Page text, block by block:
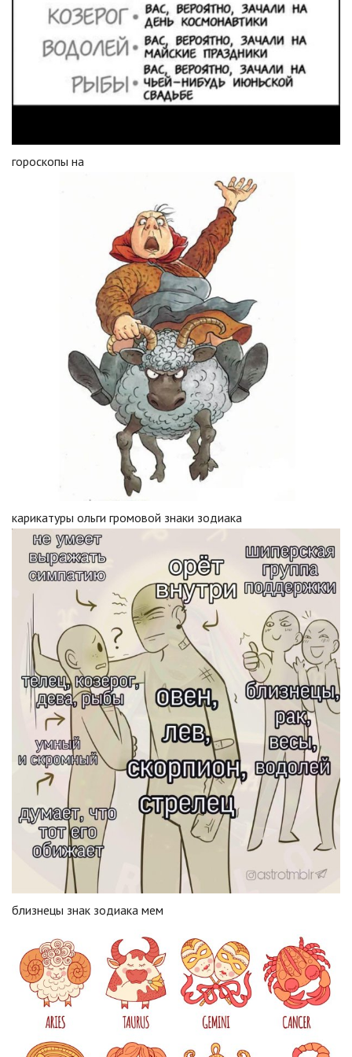
гороскопы на
карикатуры ольги громовой знаки зодиака
близнецы знак зодиака мем